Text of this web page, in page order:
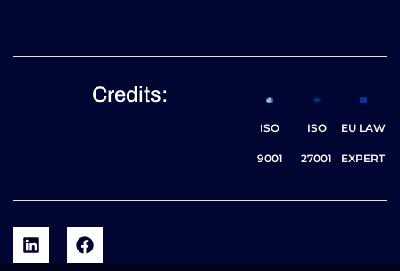
Credits:
ISO
9001
ISO
27001
EU LAW
EXPERT